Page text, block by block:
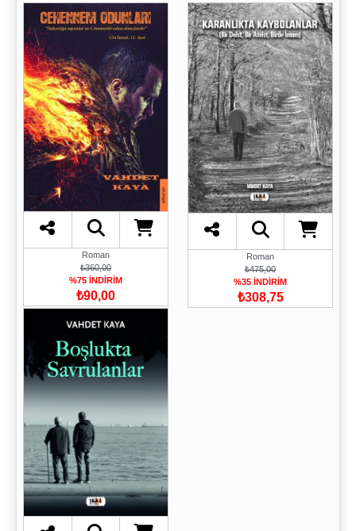
Roman
₺360,00
%75 İNDİRİM
₺90,00
Roman
₺475,00
%35 İNDİRİM
₺308,75